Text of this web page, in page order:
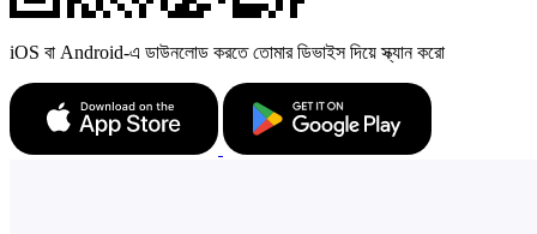
iOS বা Android-এ ডাউনলোড করতে তোমার ডিভাইস দিয়ে স্ক্যান করো